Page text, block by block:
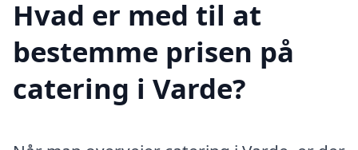
Hvad er med til at
bestemme prisen på
catering i Varde?